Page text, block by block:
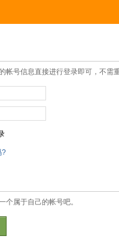
号信息直接进行登录即可，不需重
?
个属于自己的帐号吧。